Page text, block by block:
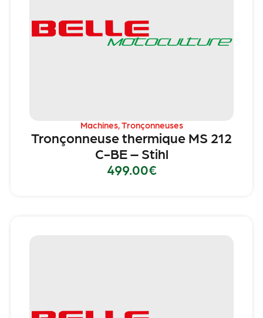
Machines,Tronçonneuses
Tronçonneuse thermique MS 212
C-BE – Stihl
499.00€